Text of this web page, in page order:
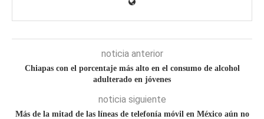
noticia anterior
Chiapas con el porcentaje más alto en el consumo de alcohol
adulterado en jóvenes
noticia siguiente
Más de la mitad de las líneas de telefonía móvil en México aún no